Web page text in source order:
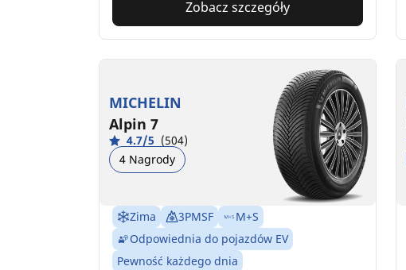
Zobacz szczegóły
MICHELIN
Alpin 7
4.7/5 (504)
4 Nagrody
Zima 3PMSF
M+S
Odpowiednia do pojazdów EV
Pewność każdego dnia